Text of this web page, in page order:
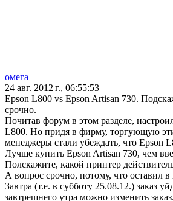
омега
24 авг. 2012 г., 06:55:53
Epson L800 vs Epson Artisan 730.
срочно.
Почитав форум в этом разделе,
L800. Но придя в фирму, торгующую
менеджеры стали убеждать, что Epson
Лучше купить Epson Artisan 730, чем
Полскажите, какой принтер
А вопрос срочно, потому, что оставил в
Завтра (т.е. в субботу 25.08.12.) заказ
завтрешнего утра можно изменить заказ.